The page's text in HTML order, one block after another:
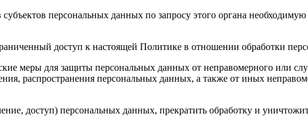
персональных данных по запросу этого органа
доступ к настоящей Политике в отношении обработки
меры для защиты персональных данных от неправомерного или
распространения персональных данных, а также от иных
доступ) персональных данных, прекратить обработку и